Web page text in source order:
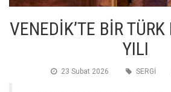
VENEDİK’TE BİR
YILI
23 Subat 2026 SERGİ